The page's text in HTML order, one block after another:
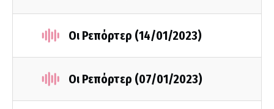
Οι Ρεπόρτερ (14/01/2023)
Οι Ρεπόρτερ (07/01/2023)